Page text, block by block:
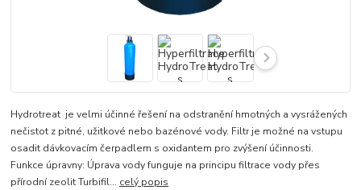
Hydrotreat je velmi účinné řešení na odstranění hmotných a vysrážených
nečistot z pitné, užitkové nebo bazénové vody. Filtr je možné na vstupu
osadit dávkovacím čerpadlem s oxidantem pro zvýšení účinnosti.
Funkce úpravny: Úprava vody funguje na principu filtrace vody přes
přírodní zeolit Turbifil... celý popis